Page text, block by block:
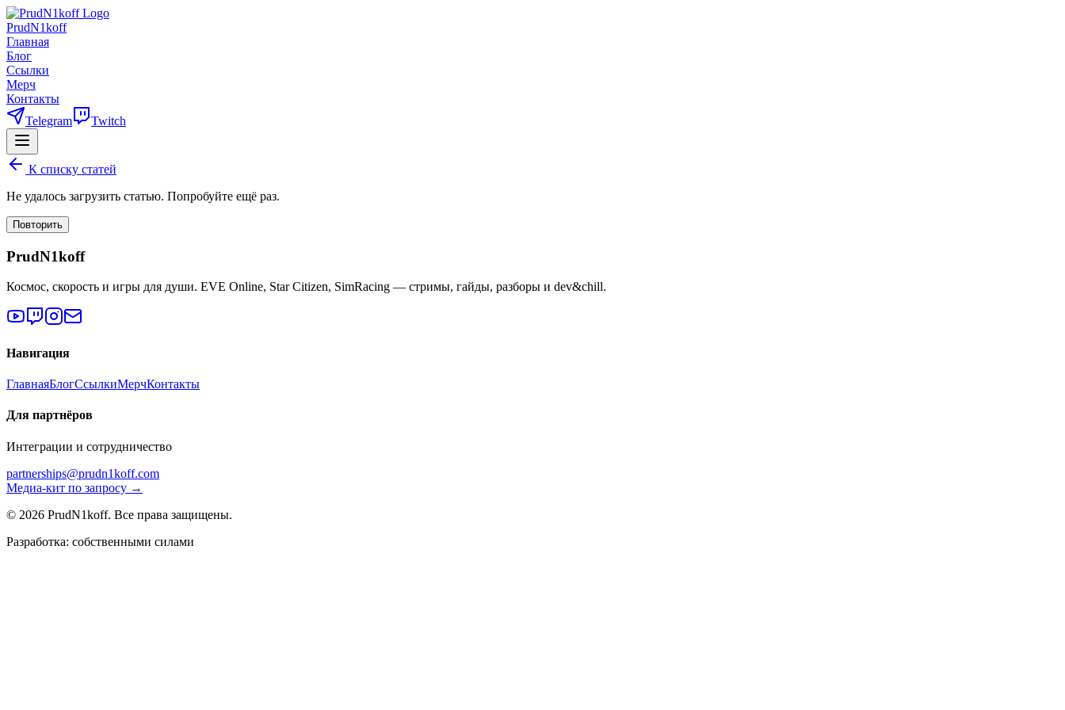
PrudN1koff
Главная
Блог
Ссылки
Мерч
Контакты
Telegram
Twitch
К списку статей
Не удалось загрузить статью. Попробуйте ещё раз.
Повторить
PrudN1koff
Космос, скорость и игры для души. EVE Online, Star Citizen, SimRacing — стримы, гайды, разборы и dev&chill.
Навигация
ГлавнаяБлогСсылкиМерчКонтакты
Для партнёров
Интеграции и сотрудничество
partnerships@prudn1koff.com
Медиа-кит по запросу →
© 2026 PrudN1koff. Все права защищены.
Разработка: собственными силами